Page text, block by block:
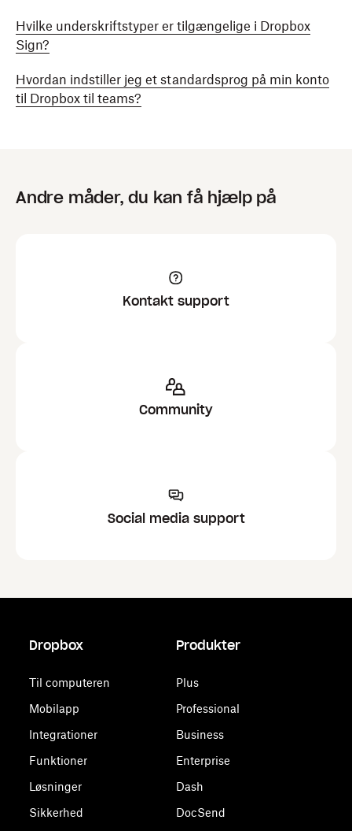
Hvilke underskriftstyper er tilgængelige i Dropbox
Sign?
Hvordan indstiller jeg et standardsprog på min konto
til Dropbox til teams?
Andre måder, du kan få hjælp på
Kontakt support
Community
Social media support
Dropbox
Til computeren
Mobilapp
Integrationer
Funktioner
Løsninger
Sikkerhed
Produkter
Plus
Professional
Business
Enterprise
Dash
DocSend